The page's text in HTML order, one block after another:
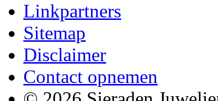
Linkpartners
Sitemap
Disclaimer
Contact opnemen